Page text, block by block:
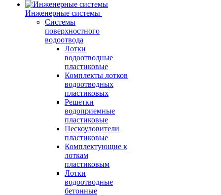
Инженерные системы
Системы
поверхностного
водоотвода
Лотки
водоотводные
пластиковые
Комплекты лотков
водоотводных
пластиковых
Решетки
водоприемные
пластиковые
Пескоуловители
пластиковые
Комплектующие к
лоткам
пластиковым
Лотки
водоотводные
бетонные